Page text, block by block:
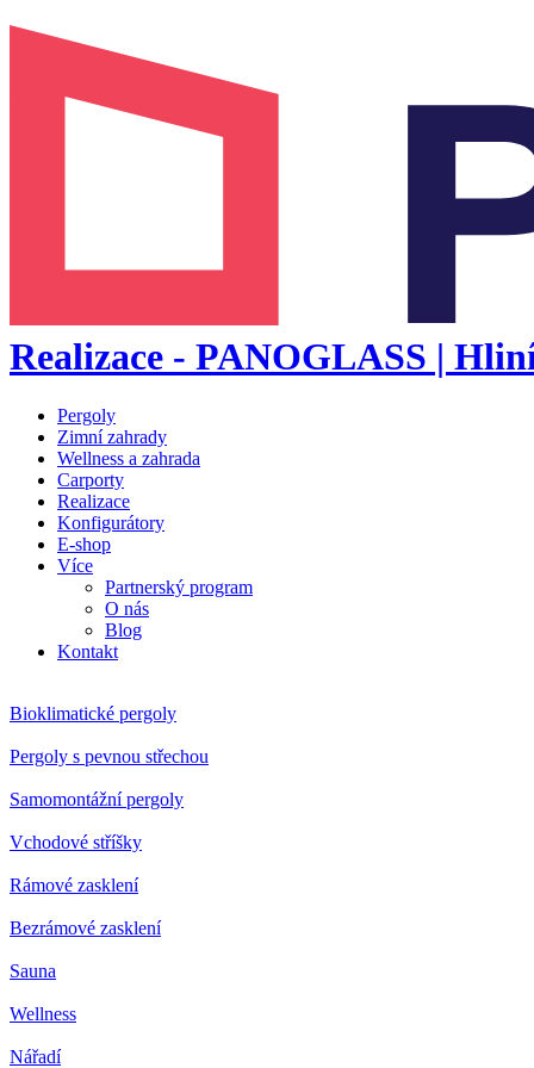
Realizace - PANOGLASS |
Pergoly
Zimní zahrady
Wellness a zahrada
Carporty
Realizace
Konfigurátory
E-shop
Více
Partnerský program
O nás
Blog
Kontakt
Bioklimatické pergoly
Pergoly s pevnou střechou
Samomontážní pergoly
Vchodové stříšky
Rámové zasklení
Bezrámové zasklení
Sauna
Wellness
Nářadí